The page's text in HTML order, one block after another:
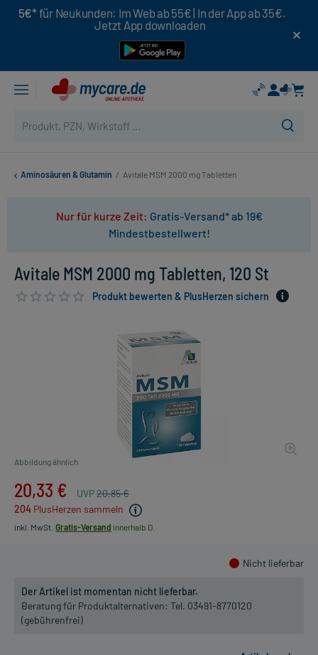
5€* für Neukunden: Im Web ab 55€ | In der App ab 35€.
Jetzt App downloaden
Aminosäuren & Glutamin / Avitale MSM 2000 mg Tabletten
Nur für kurze Zeit: Gratis-Versand* ab 19€
Mindestbestellwert!
Avitale MSM 2000 mg Tabletten, 120 St
Produkt bewerten & PlusHerzen sichern
Abbildung ähnlich
20,33 € UVP20,85 €
204 PlusHerzen sammeln
inkl. MwSt. Gratis-Versand innerhalb D.
Nicht lieferbar
Der Artikel ist momentan nicht lieferbar.
Beratung für Produktalternativen: Tel. 03491-8770120
(gebührenfrei)